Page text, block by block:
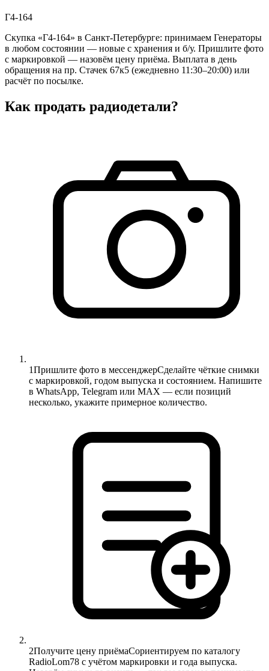
Г4-164
Скупка «Г4-164» в Санкт-Петербурге: принимаем Генераторы
в любом состоянии — новые с хранения и б/у. Пришлите фото
с маркировкой — назовём цену приёма. Выплата в день
обращения на пр. Стачек 67к5 (ежедневно 11:30–20:00) или
расчёт по посылке.
Как продать радиодетали?
1Пришлите фото в мессенджерСделайте чёткие снимки
с маркировкой, годом выпуска и состоянием. Напишите
в WhatsApp, Telegram или MAX — если позиций
несколько, укажите примерное количество.
2Получите цену приёмаСориентируем по каталогу
RadioLom78 с учётом маркировки и года выпуска.